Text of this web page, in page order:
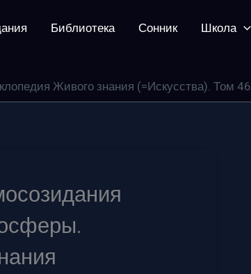
Библиотека Сонник Школа
Живого знания (=Искусства). Том 46